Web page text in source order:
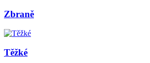
Zbraně
Těžké